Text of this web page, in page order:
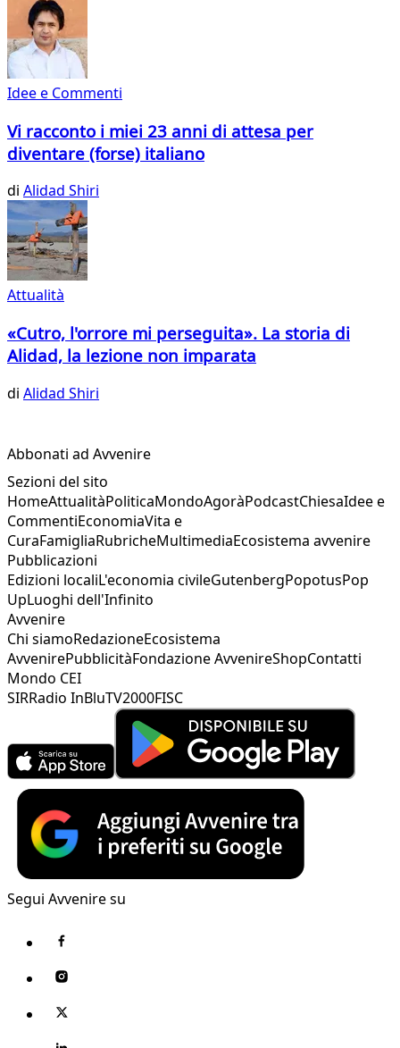
Idee e Commenti
Vi racconto i miei 23 anni di attesa per
diventare (forse) italiano
di Alidad Shiri
Attualità
«Cutro, l'orrore mi perseguita». La storia di
Alidad, la lezione non imparata
di Alidad Shiri
Abbonati ad Avvenire
Sezioni del sito
HomeAttualitàPoliticaMondoAgoràPodcastChiesaIdee e
CommentiEconomiaVita e
CuraFamigliaRubricheMultimediaEcosistema avvenire
Pubblicazioni
Edizioni localiL'economia civileGutenbergPopotusPop
UpLuoghi dell'Infinito
Avvenire
Chi siamoRedazioneEcosistema
AvvenirePubblicitàFondazione AvvenireShopContatti
Mondo CEI
SIRRadio InBluTV2000FISC
Segui Avvenire su